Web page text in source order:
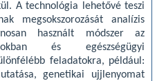
A technológia lehetővé teszi
megsokszorozását analízis
használt módszer az
és egészségügyi
feladatokra, például:
genetikai ujjlenyomat